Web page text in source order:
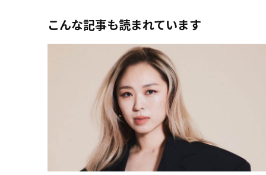
こんな記事も読まれています